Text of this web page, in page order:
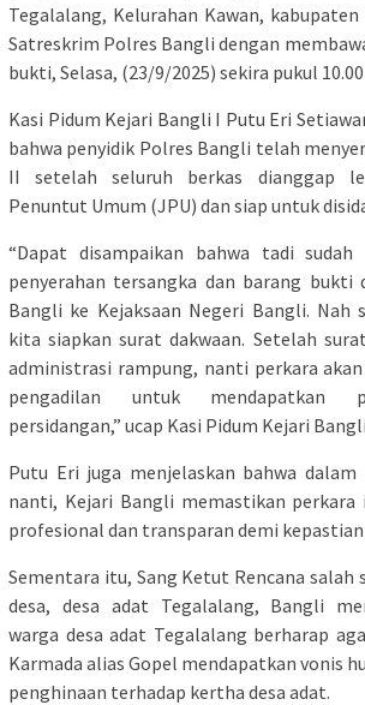
Tegalalang, Kelurahan Kawan,
Satreskrim Polres Bangli dengan
bukti, Selasa, (23/9/2025) sekira pukul
Kasi Pidum Kejari Bangli I Putu Eri
bahwa penyidik Polres Bangli telah
II setelah seluruh berkas dianggap
Penuntut Umum (JPU) dan siap untuk
“Dapat disampaikan bahwa tadi
penyerahan tersangka dan barang bukti
Bangli ke Kejaksaan Negeri Bangli. Nah
kita siapkan surat dakwaan. Setelah
administrasi rampung, nanti perkara
pengadilan untuk mendapatkan
persidangan,” ucap Kasi Pidum Kejari
Putu Eri juga menjelaskan bahwa dalam
nanti, Kejari Bangli memastikan perkara
profesional dan transparan demi
Sementara itu, Sang Ketut Rencana
desa, desa adat Tegalalang, Bangli
warga desa adat Tegalalang berharap
Karmada alias Gopel mendapatkan vonis
penghinaan terhadap kertha desa adat.